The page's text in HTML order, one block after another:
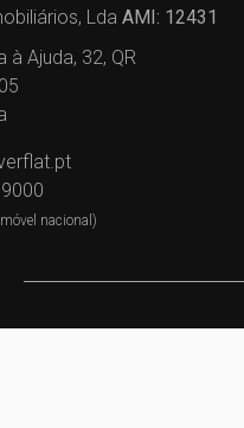
Lda AMI: 12431
à Ajuda, 32, QR
nacional)